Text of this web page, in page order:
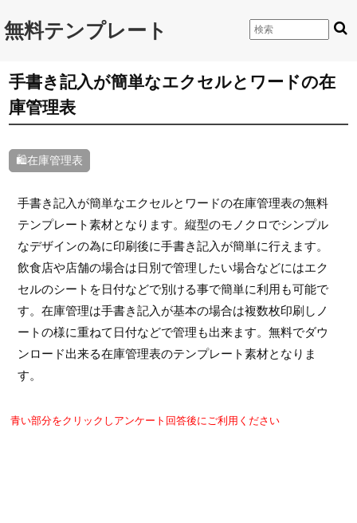
無料テンプレート
手書き記入が簡単なエクセルとワードの在
庫管理表
🛍在庫管理表
手書き記入が簡単なエクセルとワードの在庫管理表の無料
テンプレート素材となります。縦型のモノクロでシンプル
なデザインの為に印刷後に手書き記入が簡単に行えます。
飲食店や店舗の場合は日別で管理したい場合などにはエク
セルのシートを日付などで別ける事で簡単に利用も可能で
す。在庫管理は手書き記入が基本の場合は複数枚印刷しノ
ートの様に重ねて日付などで管理も出来ます。無料でダウ
ンロード出来る在庫管理表のテンプレート素材となりま
す。
青い部分をクリックしアンケート回答後にご利用ください